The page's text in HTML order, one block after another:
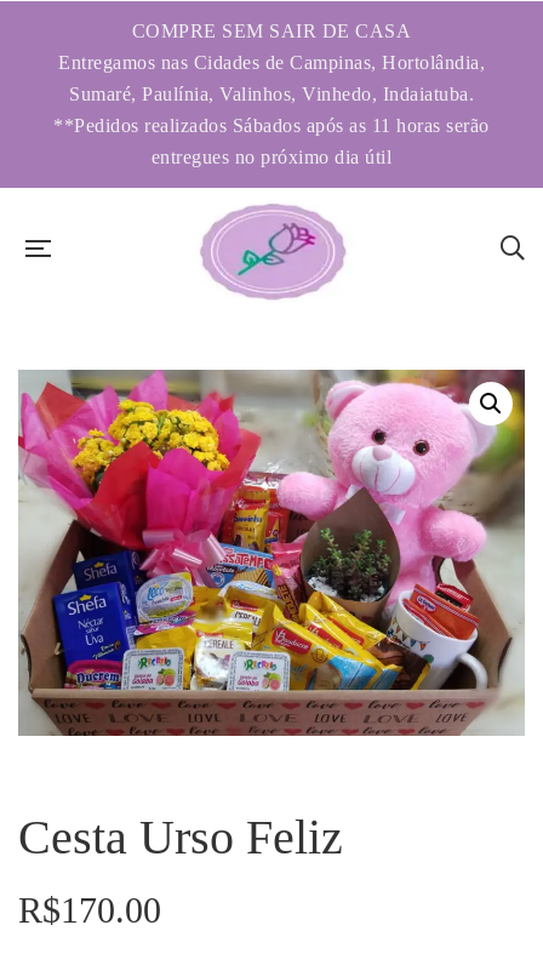
COMPRE SEM SAIR DE CASA
Entregamos nas Cidades de Campinas, Hortolândia,
Sumaré, Paulínia, Valinhos, Vinhedo, Indaiatuba.
**Pedidos realizados Sábados após as 11 horas serão
entregues no próximo dia útil
Cesta Urso Feliz
R$170.00